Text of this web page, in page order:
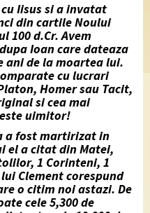
Iisus si a invatat
din cartile Noului
100 d.Cr. Avem
Ioan care dateaza
ani de la moartea lui.
cu lucrari
Homer sau Tacit,
si cea mai
uimitor!
martirizat in
el a citat din Matei,
1 Corinteni, 1
Clement corespund
o citim noi astazi. De
cele 5,300 de